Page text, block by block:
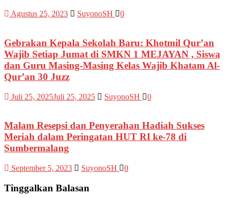
Agustus 25, 2023 SuyonoSH 0
Gebrakan Kepala Sekolah Baru: Khotmil Qur’an
Wajib Setiap Jumat di SMKN 1 MEJAYAN , Siswa
dan Guru Masing-Masing Kelas Wajib Khatam Al-
Qur’an 30 Juzz
Juli 25, 2025Juli 25, 2025 SuyonoSH 0
Malam Resepsi dan Penyerahan Hadiah Sukses
Meriah dalam Peringatan HUT RI ke-78 di
Sumbermalang
September 5, 2023 SuyonoSH 0
Tinggalkan Balasan